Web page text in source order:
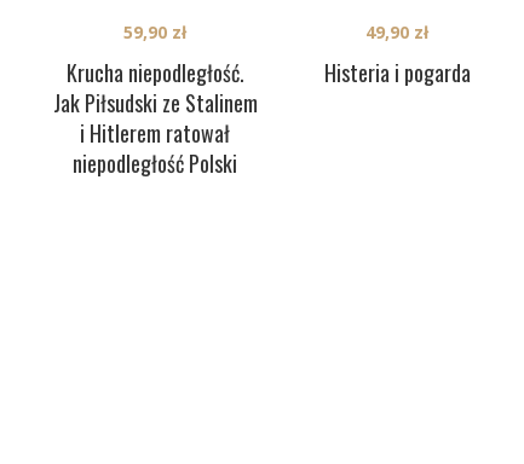
Krucha niepodległość.
Jak Piłsudski ze Stalinem
i Hitlerem ratował
niepodległość Polski
59,90 zł
Histeria i pogarda
49,90 zł